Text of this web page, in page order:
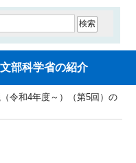
文部科学省の紹介
令和4年度～）（第5回）の